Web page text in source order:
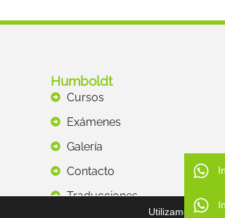
Humboldt
Cursos
Exámenes
Galería
Contacto
Traducciones
Utilizamos